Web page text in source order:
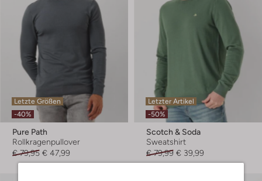
Letzte Größen
-40%
Pure Path
Rollkragenpullover
€ 79,95 € 47,99
Letzter Artikel
-50%
Scotch & Soda
Sweatshirt
€ 79,99 € 39,99